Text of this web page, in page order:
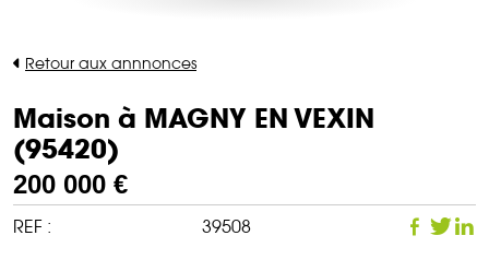
Retour aux annnonces
Maison à MAGNY EN VEXIN
(95420)
200 000 €
REF : 39508